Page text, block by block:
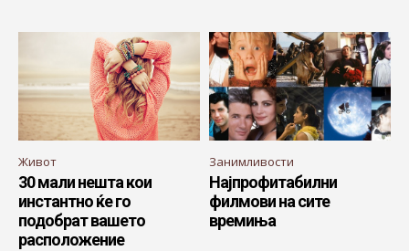
Живот
30 мали нешта кои
инстантно ќе го
подобрат вашето
расположение
Занимливости
Најпрофитабилни
филмови на сите
времиња